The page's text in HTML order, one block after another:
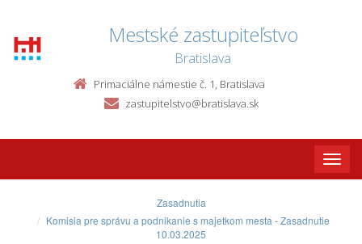
Mestské zastupiteľstvo
Bratislava
Primaciálne námestie č. 1, Bratislava
zastupitelstvo@bratislava.sk
Toggle
Zasadnutia
Komisia pre správu a podnikanie s majetkom mesta - Zasadnutie
10.03.2025